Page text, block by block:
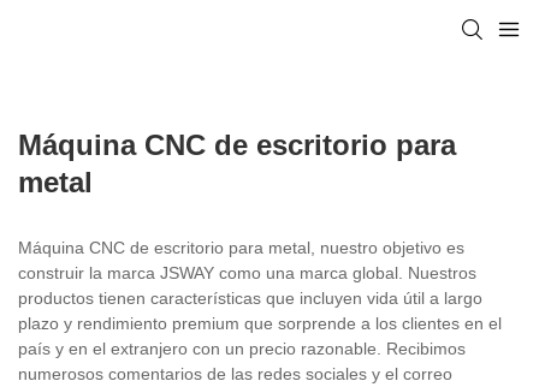
Máquina CNC de escritorio para
metal
Máquina CNC de escritorio para metal, nuestro objetivo es
construir la marca JSWAY como una marca global. Nuestros
productos tienen características que incluyen vida útil a largo
plazo y rendimiento premium que sorprende a los clientes en el
país y en el extranjero con un precio razonable. Recibimos
numerosos comentarios de las redes sociales y el correo